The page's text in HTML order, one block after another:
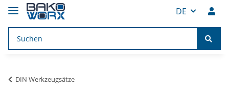
DE
DIN Werkzeugsätze